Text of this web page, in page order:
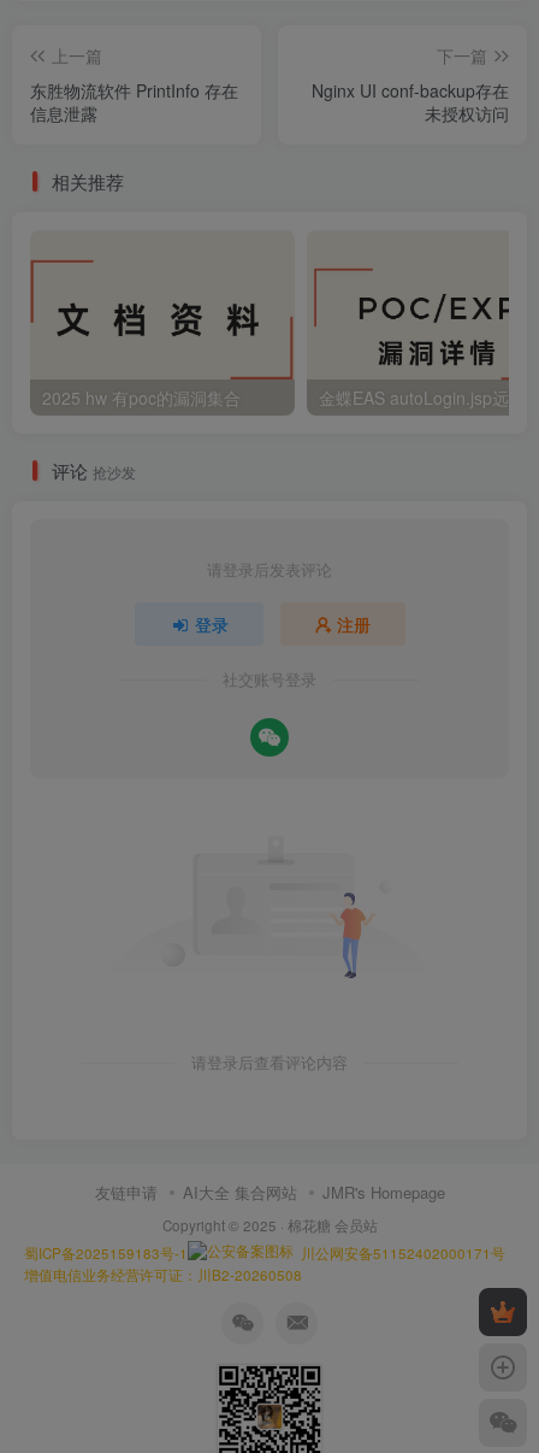
上一篇
东胜物流软件 PrintInfo 存在
信息泄露
下一篇
Nginx UI conf-backup存在
未授权访问
相关推荐
2025 hw 有poc的漏洞集合
评论 抢沙发
请登录后发表评论
登录 注册
社交账号登录
请登录后查看评论内容
友链申请 AI大全 集合网站 JMR's Homepage
Copyright © 2025 · 棉花糖 会员站
蜀ICP备2025159183号-1
川公网安备51152402000171号
增值电信业务经营许可证：川B2-20260508